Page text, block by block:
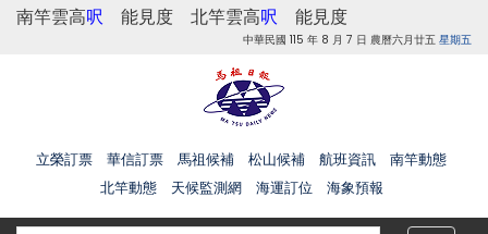
南竿雲高呎 能見度 北竿雲高呎 能見度
中華民國 115 年 8 月 7 日 農曆六月廿五 星期五
立榮訂票 華信訂票 馬祖候補 松山候補 航班資訊
南竿動態
北竿動態
天候監測網 海運訂位 海象預報